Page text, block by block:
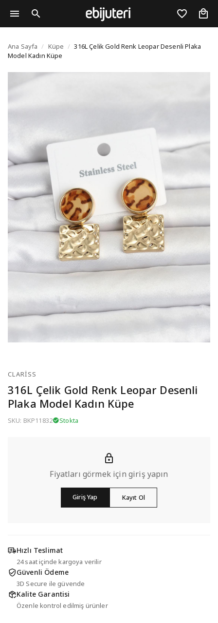
316L Çelik Gold Renk
Ana Sayfa / Küpe / 316L Çelik Gold Renk Leopar Desenli Plaka
Model Kadın Küpe
CLARISS
316L Çelik Gold Renk Leopar Desenli
Plaka Model Kadın Küpe
SKU: BKP11832 Stokta
Fiyatları görmek için giriş yapın
Giriş Yap Kayıt Ol
Hızlı Teslimat
24 saat içinde kargoya verilir
Güvenli Ödeme
3D Secure ile güvende
Kalite Garantisi
Özenle kontrol edilmiş ürünler